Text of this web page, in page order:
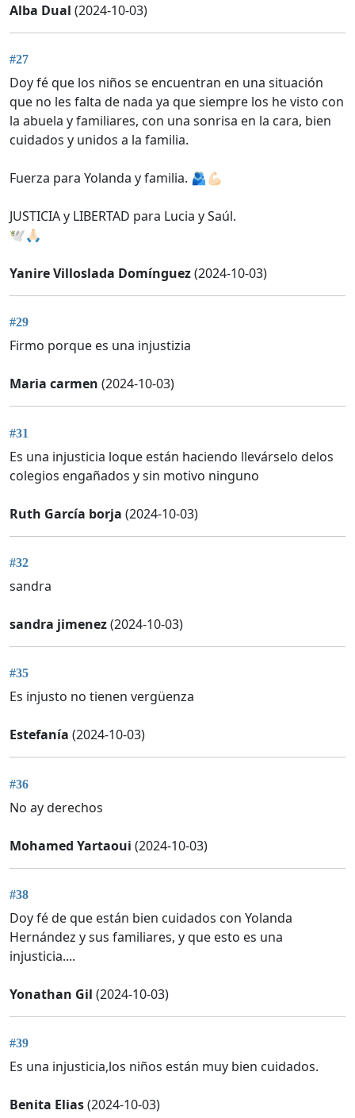
Alba Dual (2024-10-03)
#27
Doy fé que los niños se encuentran en una situación
que no les falta de nada ya que siempre los he visto con
la abuela y familiares, con una sonrisa en la cara, bien
cuidados y unidos a la familia.
Fuerza para Yolanda y familia. 🫂💪🏻
JUSTICIA y LIBERTAD para Lucia y Saúl.
🕊️🙏🏻
Yanire Villoslada Domínguez(2024-10-03)
#29
Firmo porque es una injustizia
Maria carmen (2024-10-03)
#31
Es una injusticia loque están haciendo llevárselo delos
colegios engañados y sin motivo ninguno
Ruth García borja (2024-10-03)
#32
sandra
sandra jimenez(2024-10-03)
#35
Es injusto no tienen vergüenza
Estefanía (2024-10-03)
#36
No ay derechos
Mohamed Yartaoui (2024-10-03)
#38
Doy fé de que están bien cuidados con Yolanda
Hernández y sus familiares, y que esto es una
injusticia....
Yonathan Gil (2024-10-03)
#39
Es una injusticia,los niños están muy bien cuidados.
Benita Elias(2024-10-03)